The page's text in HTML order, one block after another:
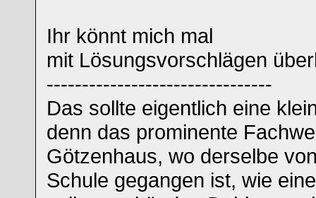
Ihr könnt mich mal
mit Lösungsvorschlägen
--------------------------------
Das sollte eigentlich eine
denn das prominente
Götzenhaus, wo derselbe
Schule gegangen ist, wie